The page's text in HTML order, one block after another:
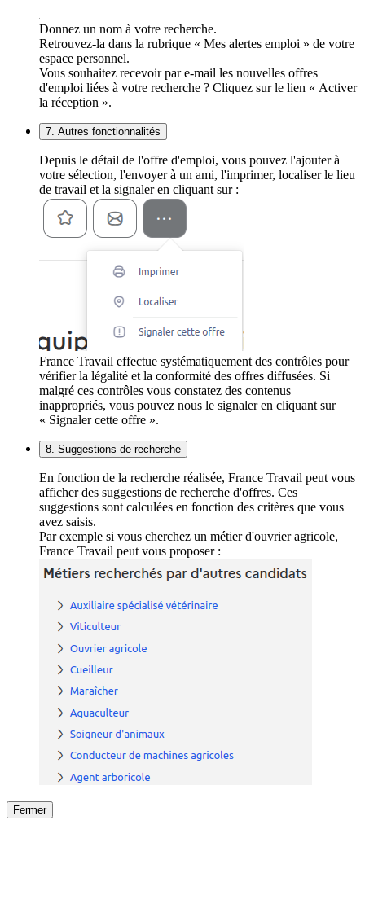
Donnez un nom à votre recherche.
Retrouvez-la dans la rubrique « Mes alertes emploi » de votre
espace personnel.
Vous souhaitez recevoir par e-mail les nouvelles offres
d'emploi liées à votre recherche ? Cliquez sur le lien « Activer
la réception ».
7. Autres fonctionnalités
Depuis le détail de l'offre d'emploi, vous pouvez l'ajouter à
votre sélection, l'envoyer à un ami, l'imprimer, localiser le lieu
de travail et la signaler en cliquant sur :
France Travail effectue systématiquement des contrôles pour
vérifier la légalité et la conformité des offres diffusées. Si
malgré ces contrôles vous constatez des contenus
inappropriés, vous pouvez nous le signaler en cliquant sur
« Signaler cette offre ».
8. Suggestions de recherche
En fonction de la recherche réalisée, France Travail peut vous
afficher des suggestions de recherche d'offres. Ces
suggestions sont calculées en fonction des critères que vous
avez saisis.
Par exemple si vous cherchez un métier d'ouvrier agricole,
France Travail peut vous proposer :
Fermer